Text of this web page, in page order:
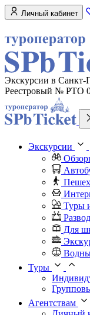
Личный кабинет
Экскурсии в Санкт-
Реестровый № РТО
Экскурсии
Туры
Для
Туры
Агентствам